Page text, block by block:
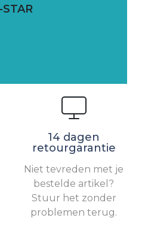
STAR
14 dagen
retourgarantie
Niet tevreden met je
bestelde artikel?
Stuur het zonder
problemen terug.